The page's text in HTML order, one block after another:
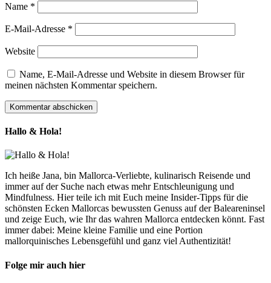
Name *
E-Mail-Adresse *
Website
Name, E-Mail-Adresse und Website in diesem Browser für
meinen nächsten Kommentar speichern.
Hallo & Hola!
Ich heiße Jana, bin Mallorca-Verliebte, kulinarisch Reisende und
immer auf der Suche nach etwas mehr Entschleunigung und
Mindfulness. Hier teile ich mit Euch meine Insider-Tipps für die
schönsten Ecken Mallorcas bewussten Genuss auf der Baleareninsel
und zeige Euch, wie Ihr das wahren Mallorca entdecken könnt. Fast
immer dabei: Meine kleine Familie und eine Portion
mallorquinisches Lebensgefühl und ganz viel Authentizität!
Folge mir auch hier